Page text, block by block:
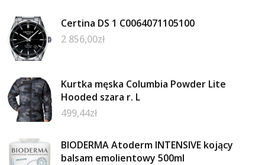
Certina DS 1 C0064071105100
2 856,00zł
Kurtka męska Columbia Powder Lite
Hooded szara r. L
499,44zł
BIODERMA Atoderm INTENSIVE kojący
balsam emolientowy 500ml